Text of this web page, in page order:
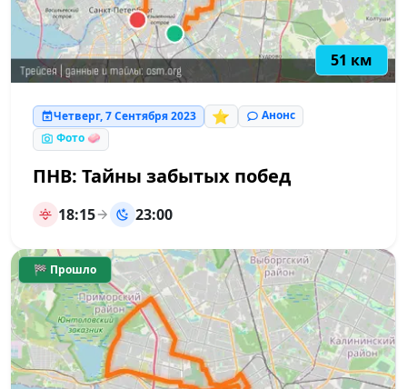
51 км
Четверг, 7 Сентября 2023 ⭐
Анонс
Фото 🧼
ПНВ: Тайны забытых побед
18:15 23:00
🏁 Прошло